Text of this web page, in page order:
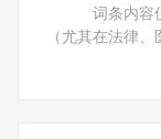
词条内容
（尤其在法律